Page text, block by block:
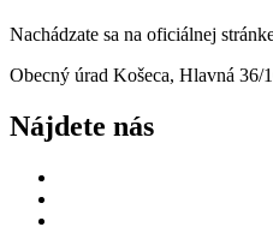
Nachádzate sa na oficiálnej
Obecný úrad Košeca, Hlavná 36/
Nájdete nás